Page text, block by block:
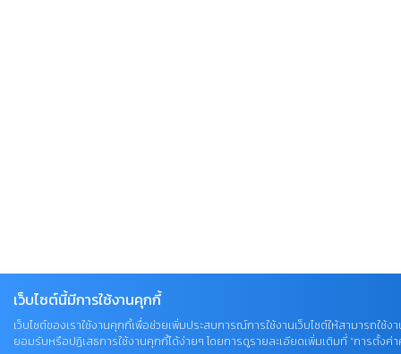
เว็บไซต์นี้มีการใช้งานคุกกี้
เว็บไซต์ของเราใช้งานคุกกี้เพื่อช่วยเพิ่มประสบการณ์การใช้งานเว็บไซต์ให้สามารถใ
ยอมรับหรือปฏิเสธการใช้งานคุกกี้ได้ง่ายๆ โดยการดูรายละเอียดเพิ่มเติมที่ “การตั้งค่